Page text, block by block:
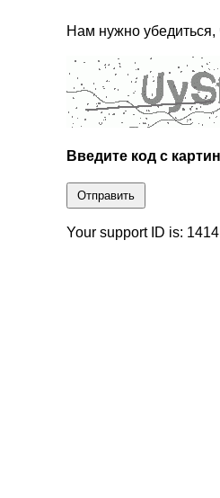
Нам нужно убедиться,
Введите код с
Отправить
Your support ID is: